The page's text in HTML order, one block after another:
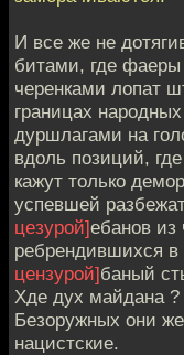
И все же не
битами, где
черенками лопат
границах
дуршлагами на
вдоль позиций,
кажут только
успевшей
цезурой]ебанов из
ребрендившихся в
цензурой]баный
Хде дух майдана
Безоружных они
нацистские.